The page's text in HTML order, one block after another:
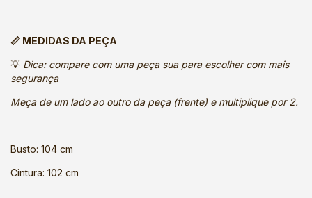
📏 MEDIDAS DA PEÇA
💡 Dica: compare com uma peça sua para escolher com mais
segurança
Meça de um lado ao outro da peça (frente) e multiplique por 2.
Busto: 104 cm
Cintura: 102 cm